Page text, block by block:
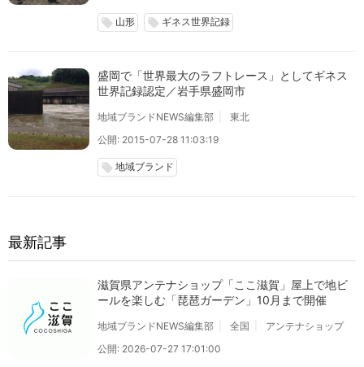
local_offer 山形 local_offer ギネス世界記録
盛岡で「世界最大のラフトレース」としてギネス
世界記録認定／岩手県盛岡市
地域ブランドNEWS編集部
東北
公開: 2015-07-28 11:03:19
local_offer 地域ブランド
最新記事
滋賀県アンテナショップ「ここ滋賀」屋上で地ビ
ールを楽しむ「琵琶ガーデン」10月まで開催
地域ブランドNEWS編集部 全国
アンテナショップ
公開: 2026-07-27 17:01:00